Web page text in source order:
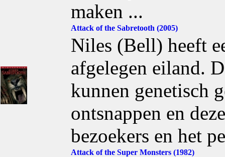
maken ...
Attack of the Sabretooth (2005)
Niles (Bell) heeft
afgelegen eiland.
kunnen genetisch
ontsnappen en
bezoekers en het
Attack of the Super Monsters (1982)